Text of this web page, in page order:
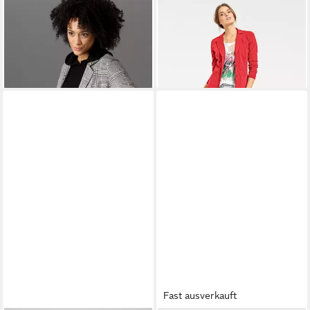
ANISTON CASUAL
Sweatblazer im Karo-Dessin
UVP69,99 €
Blusenblazer Jersey-
Blazer Langarm
+5
Fast ausverkauft